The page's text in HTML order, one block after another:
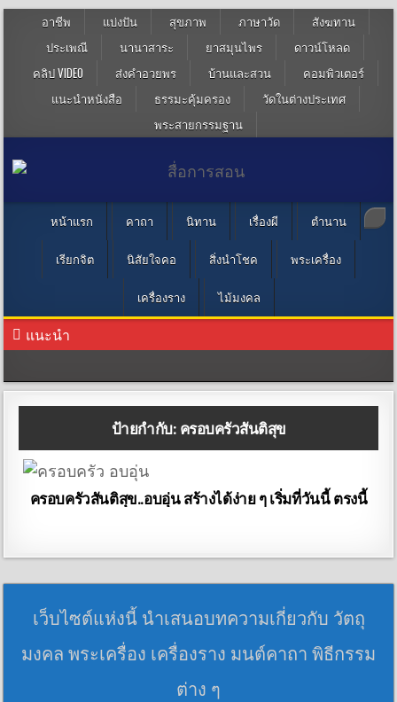
อาชีพ แบ่งปัน สุขภาพ ภาษาวัด
สังฆทาน
ประเพณี
นานาสาระ ยาสมุนไพร
ดาวน์โหลด
คลิป VIDEO
ส่งคำอวยพร บ้านและสวน
คอมพิวเตอร์
แนะนำหนังสือ
ธรรมะคุ้มครอง
วัดในต่างประเทศ
พระสายกรรมฐาน
หน้าแรก คาถา นิทาน เรื่องผี ตำนาน
เรียกจิต นิสัยใจคอ สิ่งนำโชค พระเครื่อง
เครื่องราง ไม้มงคล
แนะนำ
ป้ายกำกับ: ครอบครัวสันติสุข
ครอบครัวสันติสุข..อบอุ่น สร้างได้ง่าย ๆ เริ่มที่วันนี้ ตรงนี้
เว็บไซต์แห่งนี้ นำเสนอบทความเกี่ยวกับ วัตถุ
มงคล พระเครื่อง เครื่องราง มนต์คาถา พิธีกรรม
ต่าง ๆ